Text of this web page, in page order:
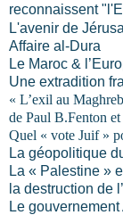
reconnaissent
L'avenir de
Affaire al-Dura
Le Maroc &
Une extradition
« L’exil au
de Paul B.Fenton
Quel « vote Juif »
La géopolitique
La « Palestine »
la destruction de
Le